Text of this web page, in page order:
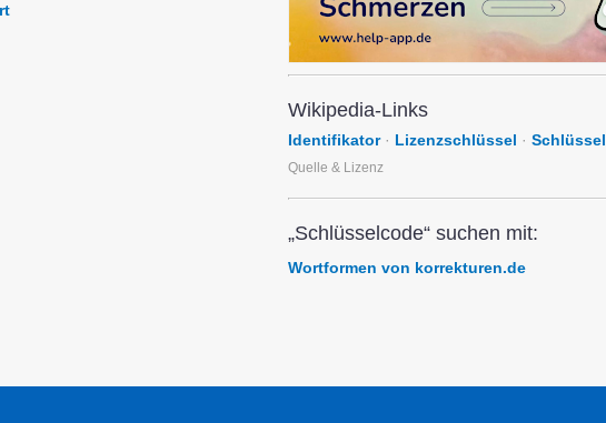
Wikipedia-Links
Identifikator· Lizenzschlüssel · Schlüssel
Quelle & Lizenz
„Schlüsselcode“ suchen mit:
Wortformen von korrekturen.de